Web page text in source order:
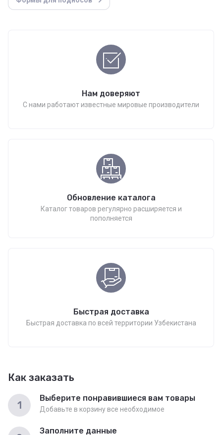
Нам доверяют
С нами работают известные мировые производители
Обновление каталога
Каталог товаров регулярно расширяется и
пополняется
Быстрая доставка
Быстрая доставка по всей территории Узбекистана
Как заказать
1
Выберите понравившиеся вам товары
Добавьте в корзину все необходимое
Заполните данные